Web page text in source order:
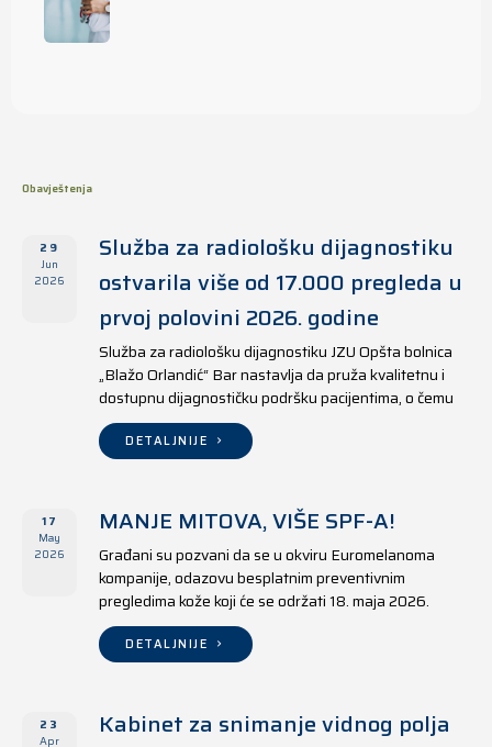
Obavještenja
29
Jun
2026
Služba za radiološku dijagnostiku
ostvarila više od 17.000 pregleda u
prvoj polovini 2026. godine
Služba za radiološku dijagnostiku JZU Opšta bolnica
„Blažo Orlandić“ Bar nastavlja da pruža kvalitetnu i
dostupnu dijagnostičku podršku pacijentima, o čemu
svjedoče i rezultati ostvareni u periodu od 1. januara
do 17. juna 2026. godine.
DETALJNIJE
17
May
2026
MANJE MITOVA, VIŠE SPF-A!
Građani su pozvani da se u okviru Euromelanoma
kompanije, odazovu besplatnim preventivnim
pregledima kože koji će se održati 18. maja 2026.
godine u jedanaest opština širom Crne Gore, kako u
državnim tako i u privatnim zdravstvenim ustanovama.
DETALJNIJE
23
Apr
Kabinet za snimanje vidnog polja